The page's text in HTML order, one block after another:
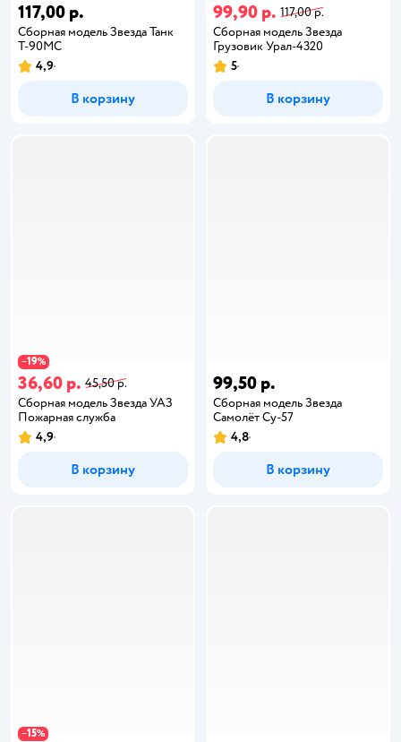
117,00 р.
Сборная модель Звезда Танк
Т-90МС
4,9
В корзину
99,90 р. 117,00 р.
Сборная модель Звезда
Грузовик Урал-4320
5
В корзину
−19%
36,60 р. 45,50 р.
Сборная модель Звезда УАЗ
Пожарная служба
4,9
В корзину
99,50 р.
Сборная модель Звезда
Самолёт Су-57
4,8
В корзину
−15%